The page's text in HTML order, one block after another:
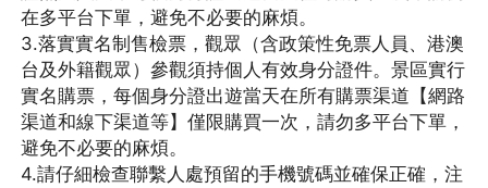
在多平台下單，避免不必要的麻煩。
3.落實實名制售檢票，觀眾（含政策性免票人員、港澳
台及外籍觀眾）參觀須持個人有效身分證件。景區實行
實名購票，每個身分證出遊當天在所有購票渠道【網路
渠道和線下渠道等】僅限購買一次，請勿多平台下單，
避免不必要的麻煩。
4.請仔細檢查聯繫人處預留的手機號碼並確保正確，注